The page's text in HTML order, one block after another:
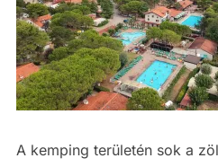
A kemping területén sok a